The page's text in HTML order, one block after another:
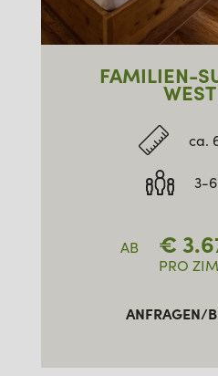
FAMILIEN-
ca.
3-
AB €
PRO
ANFRAGEN/